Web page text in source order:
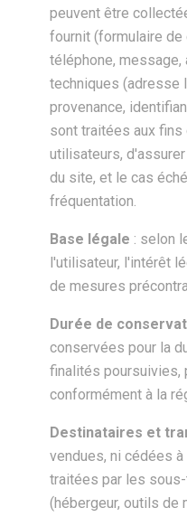
peuvent être
fournit (formulaire de
téléphone,
techniques (adresse
provenance,
sont traitées aux fins
utilisateurs,
du site, et le cas
fréquentation.
Base légale : selon
l'utilisateur, l'intérêt
de mesures
Durée de
conservées pour la
finalités poursuivies,
conformément à la
Destinataires et
vendues, ni cédées
traitées par les
(hébergeur, outils de